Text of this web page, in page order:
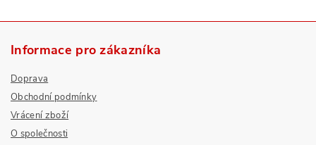
Informace pro zákazníka
Doprava
Obchodní podmínky
Vrácení zboží
O společnosti